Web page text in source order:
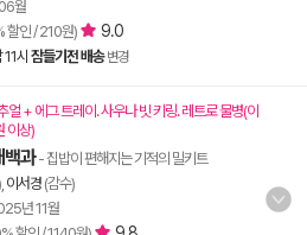
월
할인 / 210원) 9.0
11시 잠들기전 배송 변경
얼 + 에그 트레이. 사우나 빗 키링. 레트로 물병(이
이상)
백과- 집밥이 편해지는 기적의 밀키트
이서경 (감수)
년 11월